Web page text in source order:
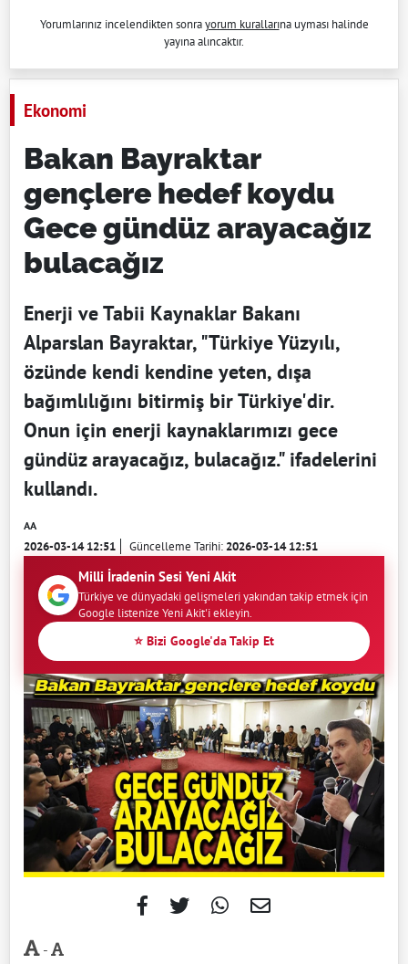
Yorumlarınız incelendikten sonrayorum kurallarına uyması halinde
yayına alıncaktır.
Ekonomi
Bakan Bayraktar
gençlere hedef koydu
Gece gündüz arayacağız
bulacağız
Enerji ve Tabii Kaynaklar Bakanı
Alparslan Bayraktar, "Türkiye Yüzyılı,
özünde kendi kendine yeten, dışa
bağımlılığını bitirmiş bir Türkiye'dir.
Onun için enerji kaynaklarımızı gece
gündüz arayacağız, bulacağız." ifadelerini
kullandı.
AA
2026-03-14 12:51 Güncelleme Tarihi:2026-03-14 12:51
Milli İradenin Sesi Yeni Akit
Türkiye ve dünyadaki gelişmeleri yakından takip etmek için
Google listenize Yeni Akit'i ekleyin.
⭐ Bizi Google'da Takip Et
-